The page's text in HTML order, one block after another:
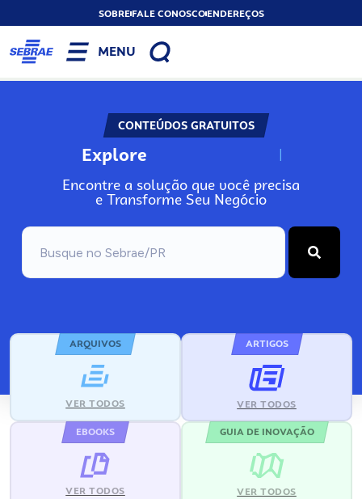
SOBREFALE CONOSCOENDEREÇOS
MENU
CONTEÚDOS GRATUITOS
Explore N
Encontre a solução que você precisa
e Transforme Seu Negócio
ARQUIVOS
VER TODOS
ARTIGOS
VER TODOS
EBOOKS
VER TODOS
GUIA DE INOVAÇÃO
VER TODOS